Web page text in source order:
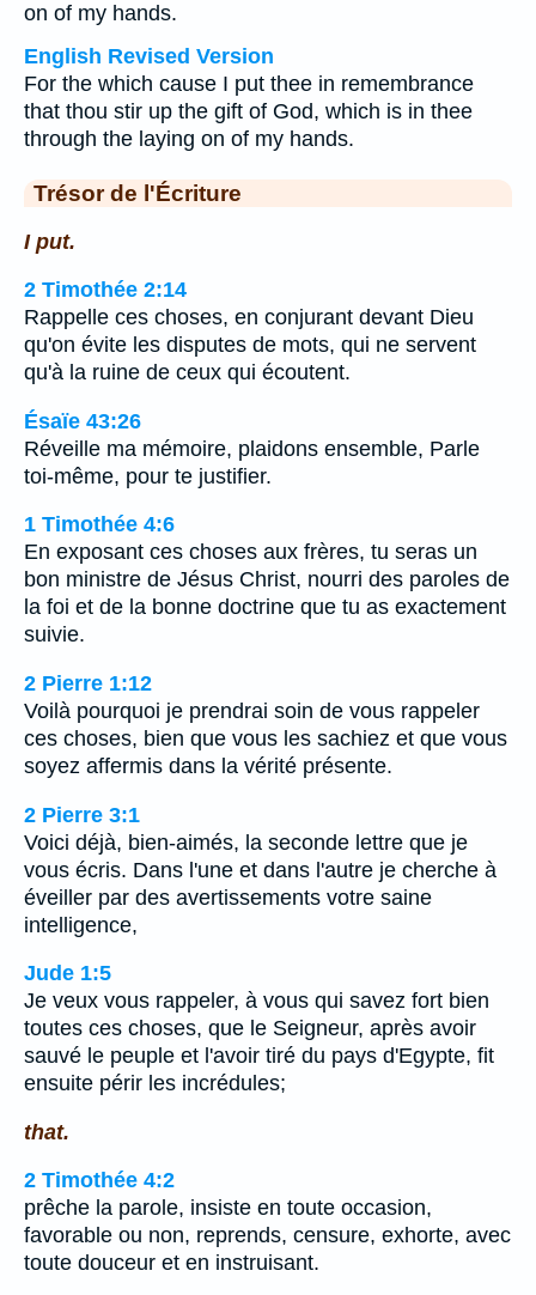
on of my hands.
English Revised Version
For the which cause I put thee in remembrance
that thou stir up the gift of God, which is in thee
through the laying on of my hands.
Trésor de l'Écriture
I put.
2 Timothée 2:14
Rappelle ces choses, en conjurant devant Dieu
qu'on évite les disputes de mots, qui ne servent
qu'à la ruine de ceux qui écoutent.
Ésaïe 43:26
Réveille ma mémoire, plaidons ensemble, Parle
toi-même, pour te justifier.
1 Timothée 4:6
En exposant ces choses aux frères, tu seras un
bon ministre de Jésus Christ, nourri des paroles de
la foi et de la bonne doctrine que tu as exactement
suivie.
2 Pierre 1:12
Voilà pourquoi je prendrai soin de vous rappeler
ces choses, bien que vous les sachiez et que vous
soyez affermis dans la vérité présente.
2 Pierre 3:1
Voici déjà, bien-aimés, la seconde lettre que je
vous écris. Dans l'une et dans l'autre je cherche à
éveiller par des avertissements votre saine
intelligence,
Jude 1:5
Je veux vous rappeler, à vous qui savez fort bien
toutes ces choses, que le Seigneur, après avoir
sauvé le peuple et l'avoir tiré du pays d'Egypte, fit
ensuite périr les incrédules;
that.
2 Timothée 4:2
prêche la parole, insiste en toute occasion,
favorable ou non, reprends, censure, exhorte, avec
toute douceur et en instruisant.